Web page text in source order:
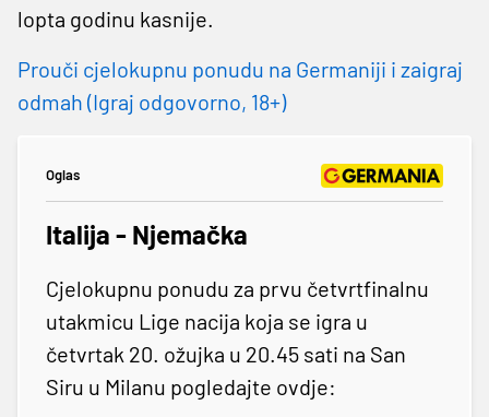
lopta godinu kasnije.
Prouči cjelokupnu ponudu na Germaniji i zaigraj
odmah (Igraj odgovorno, 18+)
Oglas
Italija - Njemačka
Cjelokupnu ponudu za prvu četvrtfinalnu
utakmicu Lige nacija koja se igra u
četvrtak 20. ožujka u 20.45 sati na San
Siru u Milanu pogledajte ovdje: